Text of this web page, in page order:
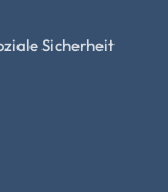
Sicherheit